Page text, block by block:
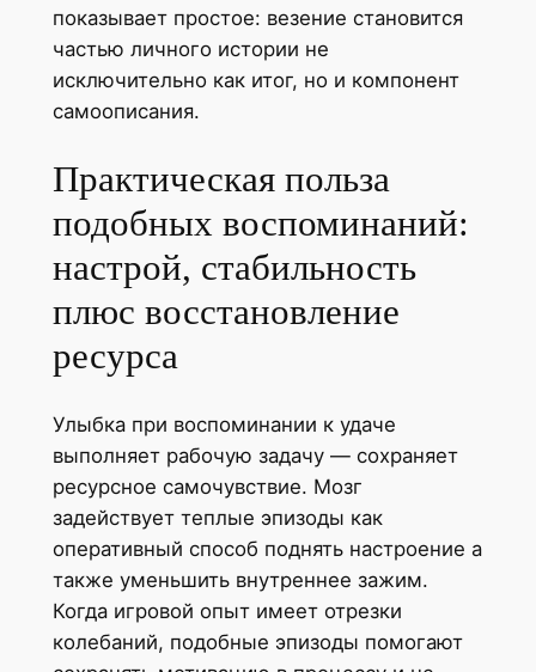
показывает простое: везение становится
частью личного истории не
исключительно как итог, но и компонент
самоописания.
Практическая польза
подобных воспоминаний:
настрой, стабильность
плюс восстановление
ресурса
Улыбка при воспоминании к удаче
выполняет рабочую задачу — сохраняет
ресурсное самочувствие. Мозг
задействует теплые эпизоды как
оперативный способ поднять настроение а
также уменьшить внутреннее зажим.
Когда игровой опыт имеет отрезки
колебаний, подобные эпизоды помогают